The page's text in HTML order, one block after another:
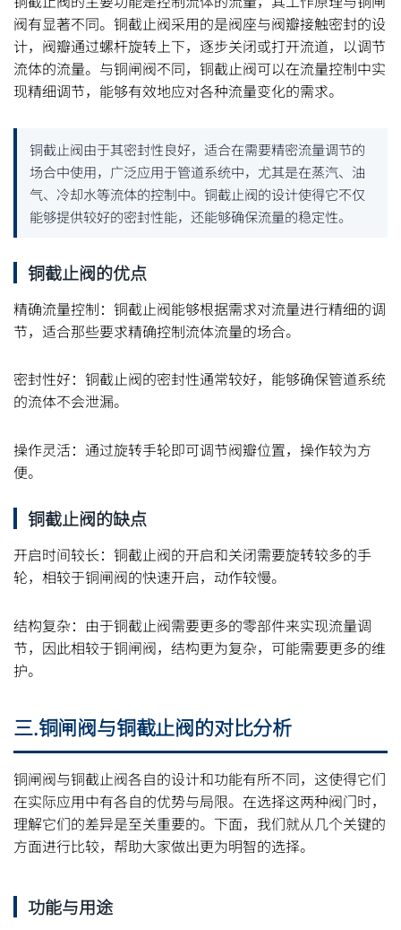
阀有显著不同。铜截止阀采用的是阀座与阀瓣接触密封的设
计，阀瓣通过螺杆旋转上下，逐步关闭或打开流道，以调节
流体的流量。与铜闸阀不同，铜截止阀可以在流量控制中实
现精细调节，能够有效地应对各种流量变化的需求。
铜截止阀由于其密封性良好，适合在需要精密流量调节的
场合中使用，广泛应用于管道系统中，尤其是在蒸汽、油
气、冷却水等流体的控制中。铜截止阀的设计使得它不仅
能够提供较好的密封性能，还能够确保流量的稳定性。
铜截止阀的优点
精确流量控制：铜截止阀能够根据需求对流量进行精细的调
节，适合那些要求精确控制流体流量的场合。
密封性好：铜截止阀的密封性通常较好，能够确保管道系统
的流体不会泄漏。
操作灵活：通过旋转手轮即可调节阀瓣位置，操作较为方
便。
铜截止阀的缺点
开启时间较长：铜截止阀的开启和关闭需要旋转较多的手
轮，相较于铜闸阀的快速开启，动作较慢。
结构复杂：由于铜截止阀需要更多的零部件来实现流量调
节，因此相较于铜闸阀，结构更为复杂，可能需要更多的维
护。
三.铜闸阀与铜截止阀的对比分析
铜闸阀与铜截止阀各自的设计和功能有所不同，这使得它们
在实际应用中有各自的优势与局限。在选择这两种阀门时，
理解它们的差异是至关重要的。下面，我们就从几个关键的
方面进行比较，帮助大家做出更为明智的选择。
功能与用途